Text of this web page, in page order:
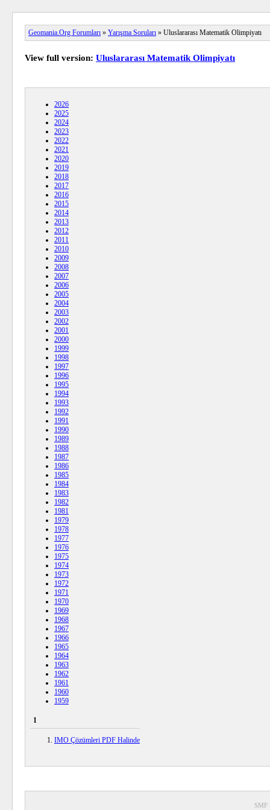
Geomania.Org Forumları » Yarışma Soruları » Uluslararası Matematik Olimpiyatı
View full version: Uluslararası Matematik Olimpiyatı
2026
2025
2024
2023
2022
2021
2020
2019
2018
2017
2016
2015
2014
2013
2012
2011
2010
2009
2008
2007
2006
2005
2004
2003
2002
2001
2000
1999
1998
1997
1996
1995
1994
1993
1992
1991
1990
1989
1988
1987
1986
1985
1984
1983
1982
1981
1979
1978
1977
1976
1975
1974
1973
1972
1971
1970
1969
1968
1967
1966
1965
1964
1963
1962
1961
1960
1959
1
IMO Çözümleri PDF Halinde
SMF